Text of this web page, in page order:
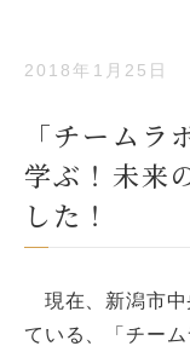
2018年1月25日
「チーム
学ぶ！未来
した！
現在、新潟市中
ている、「チー